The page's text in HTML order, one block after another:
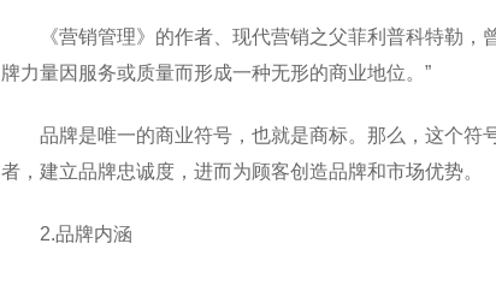
《营销管理》的作者、现代营销之父菲利普科特勒
牌力量因服务或质量而形成一种无形的商业地位。”
品牌是唯一的商业符号，也就是商标。那么，这个
者，建立品牌忠诚度，进而为顾客创造品牌和市场优势。
2.品牌内涵